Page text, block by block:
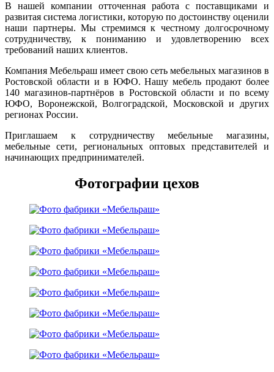
В нашей компании отточенная работа с поставщиками и
развитая система логистики, которую по достоинству оценили
наши партнеры. Мы стремимся к честному долгосрочному
сотрудничеству, к пониманию и удовлетворению всех
требований наших клиентов.
Компания Мебельраш имеет свою сеть мебельных магазинов в
Ростовской области и в ЮФО. Нашу мебель продают более
140 магазинов-партнёров в Ростовской области и по всему
ЮФО, Воронежской, Волгоградской, Московской и других
регионах России.
Приглашаем к сотрудничеству мебельные магазины,
мебельные сети, региональных оптовых представителей и
начинающих предпринимателей.
Фотографии цехов